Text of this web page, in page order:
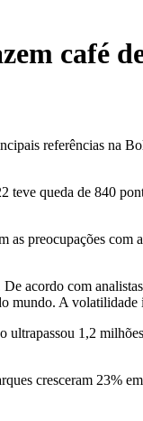
café
referências na
teve queda de 840
preocupações com
acordo com
mundo. A volatilidade
1,2
cresceram 23%